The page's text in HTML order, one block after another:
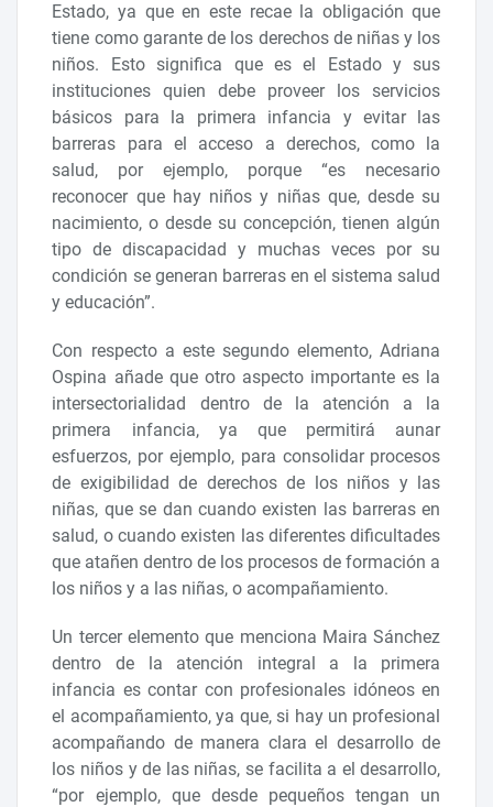
Estado, ya que en este recae la obligación que
tiene como garante de los derechos de niñas y los
niños. Esto significa que es el Estado y sus
instituciones quien debe proveer los servicios
básicos para la primera infancia y evitar las
barreras para el acceso a derechos, como la
salud, por ejemplo, porque “es necesario
reconocer que hay niños y niñas que, desde su
nacimiento, o desde su concepción, tienen algún
tipo de discapacidad y muchas veces por su
condición se generan barreras en el sistema salud
y educación”.
Con respecto a este segundo elemento, Adriana
Ospina añade que otro aspecto importante es la
intersectorialidad dentro de la atención a la
primera infancia, ya que permitirá aunar
esfuerzos, por ejemplo, para consolidar procesos
de exigibilidad de derechos de los niños y las
niñas, que se dan cuando existen las barreras en
salud, o cuando existen las diferentes dificultades
que atañen dentro de los procesos de formación a
los niños y a las niñas, o acompañamiento.
Un tercer elemento que menciona Maira Sánchez
dentro de la atención integral a la primera
infancia es contar con profesionales idóneos en
el acompañamiento, ya que, si hay un profesional
acompañando de manera clara el desarrollo de
los niños y de las niñas, se facilita a el desarrollo,
“por ejemplo, que desde pequeños tengan un